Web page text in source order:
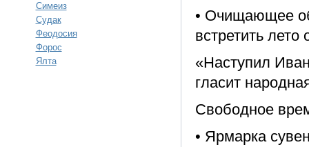
Симеиз
Судак
Феодосия
Форос
Ялта
• Очищающее
встретить
«Наступил
гласит
Свободное
• Ярмарка